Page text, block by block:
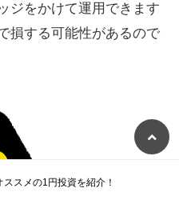
ジをかけて運用できます
損する可能性があるので
スメの1円投資を紹介！